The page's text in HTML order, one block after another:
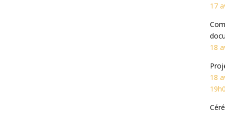
17
18
18